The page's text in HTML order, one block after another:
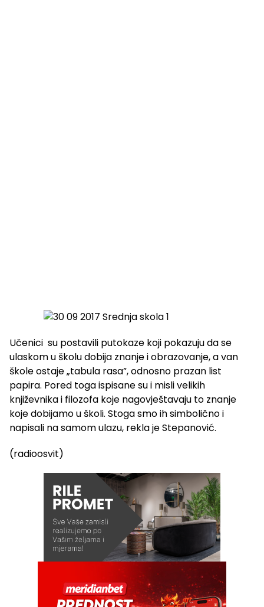
Učenici su postavili putokaze koji pokazuju da se
ulaskom u školu dobija znanje i obrazovanje, a van
škole ostaje „tabula rasa”, odnosno prazan list
papira. Pored toga ispisane su i misli velikih
književnika i filozofa koje nagovještavaju to znanje
koje dobijamo u školi. Stoga smo ih simbolično i
napisali na samom ulazu, rekla je Stepanović.
(radioosvit)